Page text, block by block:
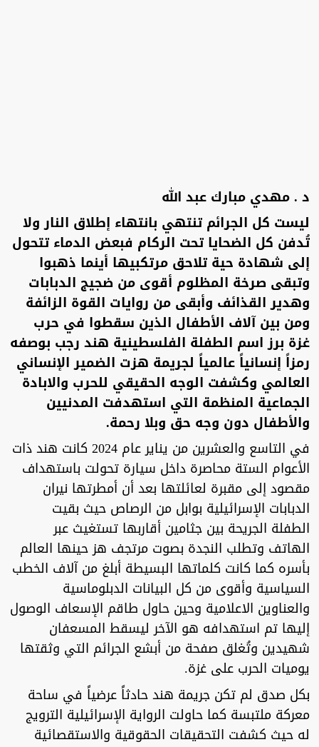
د . مهدي مبارك عبد الله
ليست كل الجرائم تنتهي بانتهاء إطلاق النار ولا
تُدفن كل الضحايا تحت الركام فبعض الدماء تتحول
إلى شهادة حية تلاحق مرتكبيها أينما ذهبوا
وتبقى صرخة المظلوم أقوى من ضجيج الدبابات
وهدير القذائف وأبقى من روايات القوة الزائفة
ومن بين آلاف الأطفال الذين سقطوا في حرب
غزة برز اسم الطفلة الفلسطينية هند رجب بوصفه
رمزاً إنسانياً عالمياً لجريمة هزت الضمير الإنساني
العالمي وكشفت الوجه الحقيقي للحرب والابادة
الجماعية المنظمة التي استهدفت المدنيين
والأطفال دون وجه حق وبلا رحمة.
في التاسع والعشرين من يناير عام 2024 كانت هند ذات
الأعوام الستة محاصرة داخل سيارة تحولت باستهداف
مقصود إلى مقبرة لعائلتها بعد أن أمطرتها نيران
الدبابات الإسرائيلية بوابل من الرصاص حيث بقيت
الطفلة الجريحة بين جثامين أقاربها تستغيث عبر
الهاتف وتطلب النجدة بصوت مرتجف هز حينها العالم
بأسره كما كانت كلماتها البسيطة أبلغ من آلاف الخطب
السياسية وأقوى من كل البيانات الدبلوماسية
والعناوين الاعلامية وحين حاول طاقم الإسعاف الوصول
إليها تم استهدافه هو الآخر ليسقط المسعفان
شهيدين وتُغلق صفحة من أبشع الجرائم التي وثقتها
يوميات الحرب على غزة.
بكل صدق لم تكن جريمة هند حادثاً عرضياً في ساحة
معركة ملتبسة كما حاولت الرواية الإسرائيلية الترويج
له حيث كشفت التحقيقات الحقوقية والاستقصائية